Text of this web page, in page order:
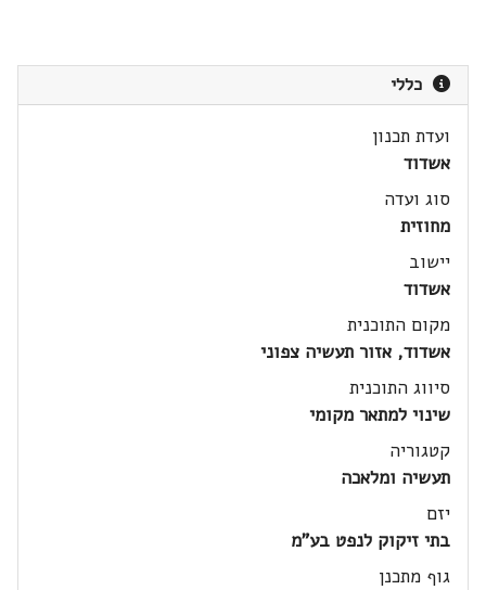
כללי
ועדת תכנון
אשדוד
סוג ועדה
מחוזית
יישוב
אשדוד
מקום התוכנית
אשדוד, אזור תעשיה צפוני
סיווג התוכנית
שינוי למתאר מקומי
קטגוריה
תעשיה ומלאכה
יזם
בתי זיקוק לנפט בע"מ
גוף מתכנן